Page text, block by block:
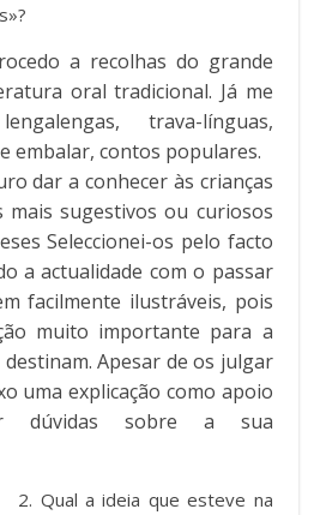
a recolhas do grande
oral tradicional. Já me
trava-línguas,
embalar, contos populares.
dar a conhecer às crianças
mais sugestivos ou curiosos
Seleccionei-os pelo facto
a actualidade com o passar
facilmente ilustráveis, pois
muito importante para a
Apesar de os julgar
uma explicação como apoio
dúvidas sobre a sua
2. Qual a ideia que esteve na